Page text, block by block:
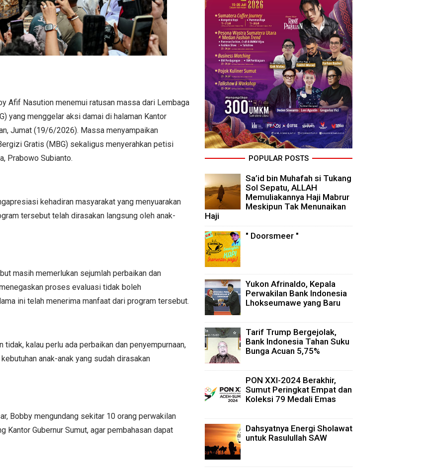
Afif Nasution menemui ratusan massa dari Lembaga
yang menggelar aksi damai di halaman Kantor
Jumat (19/6/2026). Massa menyampaikan
Gratis (MBG) sekaligus menyerahkan petisi
Prabowo Subianto.
kehadiran masyarakat yang menyuarakan
tersebut telah dirasakan langsung oleh anak-
masih memerlukan sejumlah perbaikan dan
proses evaluasi tidak boleh
ini telah menerima manfaat dari program tersebut.
kalau perlu ada perbaikan dan penyempurnaan,
anak-anak yang sudah dirasakan
Bobby mengundang sekitar 10 orang perwakilan
Gubernur Sumut, agar pembahasan dapat
POPULAR POSTS
Sa’id bin Muhafah si Tukang
Sol Sepatu, ALLAH
Memuliakannya Haji Mabrur
Meskipun Tak Menunaikan
Haji
" Doorsmeer "
Yukon Afrinaldo, Kepala
Perwakilan Bank Indonesia
Lhokseumawe yang Baru
Tarif Trump Bergejolak,
Bank Indonesia Tahan Suku
Bunga Acuan 5,75%
PON XXI-2024 Berakhir,
Sumut Peringkat Empat dan
Koleksi 79 Medali Emas
Dahsyatnya Energi Sholawat
untuk Rasulullah SAW